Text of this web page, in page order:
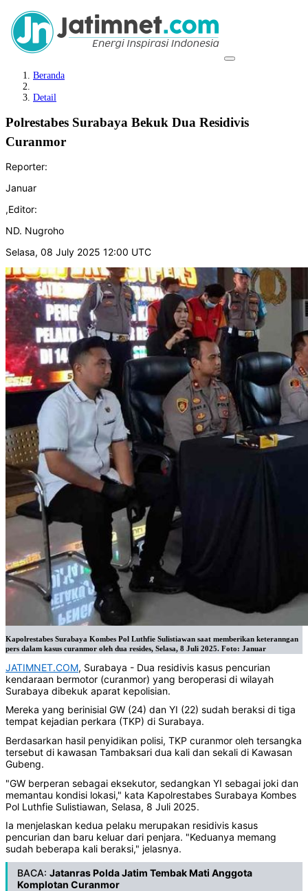
Beranda
Detail
Polrestabes Surabaya Bekuk Dua Residivis
Curanmor
Reporter:
Januar
,Editor:
ND. Nugroho
Selasa, 08 July 2025 12:00 UTC
Kapolrestabes Surabaya Kombes Pol Luthfie Sulistiawan saat memberikan keteranngan
pers dalam kasus curanmor oleh dua resides, Selasa, 8 Juli 2025. Foto: Januar
JATIMNET.COM, Surabaya - Dua residivis kasus pencurian
kendaraan bermotor (curanmor) yang beroperasi di wilayah
Surabaya dibekuk aparat kepolisian.
Mereka yang berinisial GW (24) dan YI (22) sudah beraksi di tiga
tempat kejadian perkara (TKP) di Surabaya.
Berdasarkan hasil penyidikan polisi, TKP curanmor oleh tersangka
tersebut di kawasan Tambaksari dua kali dan sekali di Kawasan
Gubeng.
"GW berperan sebagai eksekutor, sedangkan YI sebagai joki dan
memantau kondisi lokasi," kata Kapolrestabes Surabaya Kombes
Pol Luthfie Sulistiawan, Selasa, 8 Juli 2025.
Ia menjelaskan kedua pelaku merupakan residivis kasus
pencurian dan baru keluar dari penjara. "Keduanya memang
sudah beberapa kali beraksi," jelasnya.
BACA: Jatanras Polda Jatim Tembak Mati Anggota
Komplotan Curanmor